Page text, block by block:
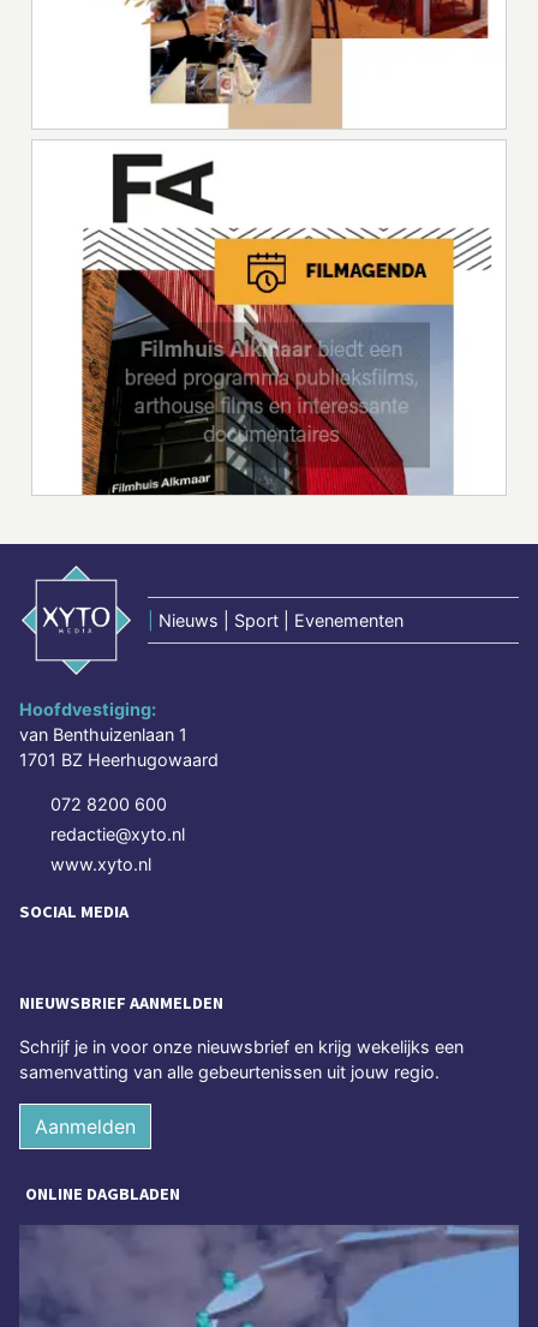
Nieuws | Sport | Evenementen
Hoofdvestiging:
van Benthuizenlaan 1
1701 BZ Heerhugowaard
072 8200 600
redactie@xyto.nl
www.xyto.nl
SOCIAL MEDIA
NIEUWSBRIEF AANMELDEN
Schrijf je in voor onze nieuwsbrief en krijg wekelijks een
samenvatting van alle gebeurtenissen uit jouw regio.
Aanmelden
ONLINE DAGBLADEN